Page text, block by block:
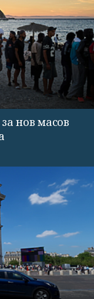
нов масов